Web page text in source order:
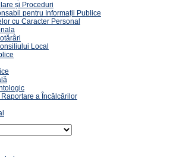
și Proceduri
pentru Informații Publice
cu Caracter Personal
Local
a Încălcărilor